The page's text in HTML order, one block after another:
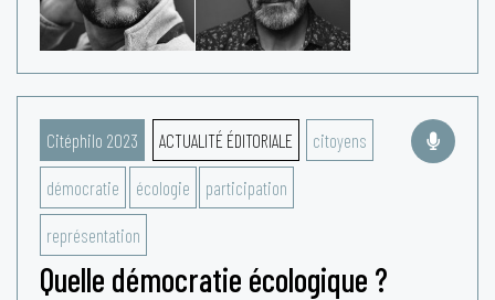
Citéphilo 2023 ACTUALITÉ ÉDITORIALE citoyens
démocratie écologie participation
représentation
Quelle démocratie écologique ?